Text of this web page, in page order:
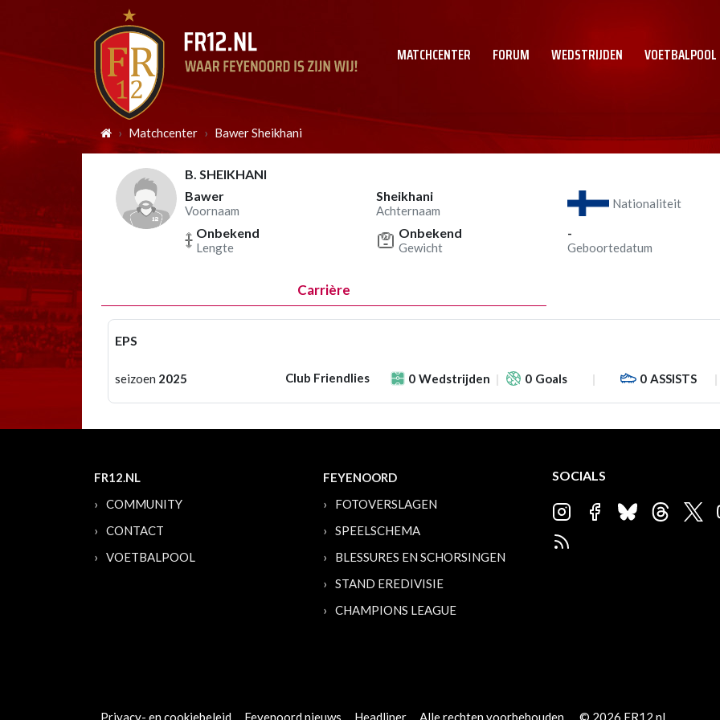
MATCHCENTER FORUM WEDSTRIJDEN VOETBALPOOL
Matchcenter Bawer Sheikhani
B. SHEIKHANI
Bawer
Voornaam
Sheikhani
Achternaam
Nationaliteit
Onbekend
Lengte
Onbekend
Gewicht
-
Geboortedatum
Carrière
EPS
seizoen 2025 Club Friendlies 0 Wedstrijden 0 Goals 0 ASSISTS
FR12.NL
COMMUNITY
CONTACT
VOETBALPOOL
FEYENOORD
FOTOVERSLAGEN
SPEELSCHEMA
BLESSURES EN SCHORSINGEN
STAND EREDIVISIE
CHAMPIONS LEAGUE
SOCIALS
Privacy- en cookiebeleid Feyenoord nieuws Headliner Alle rechten voorbehouden. © 2026 FR12.nl